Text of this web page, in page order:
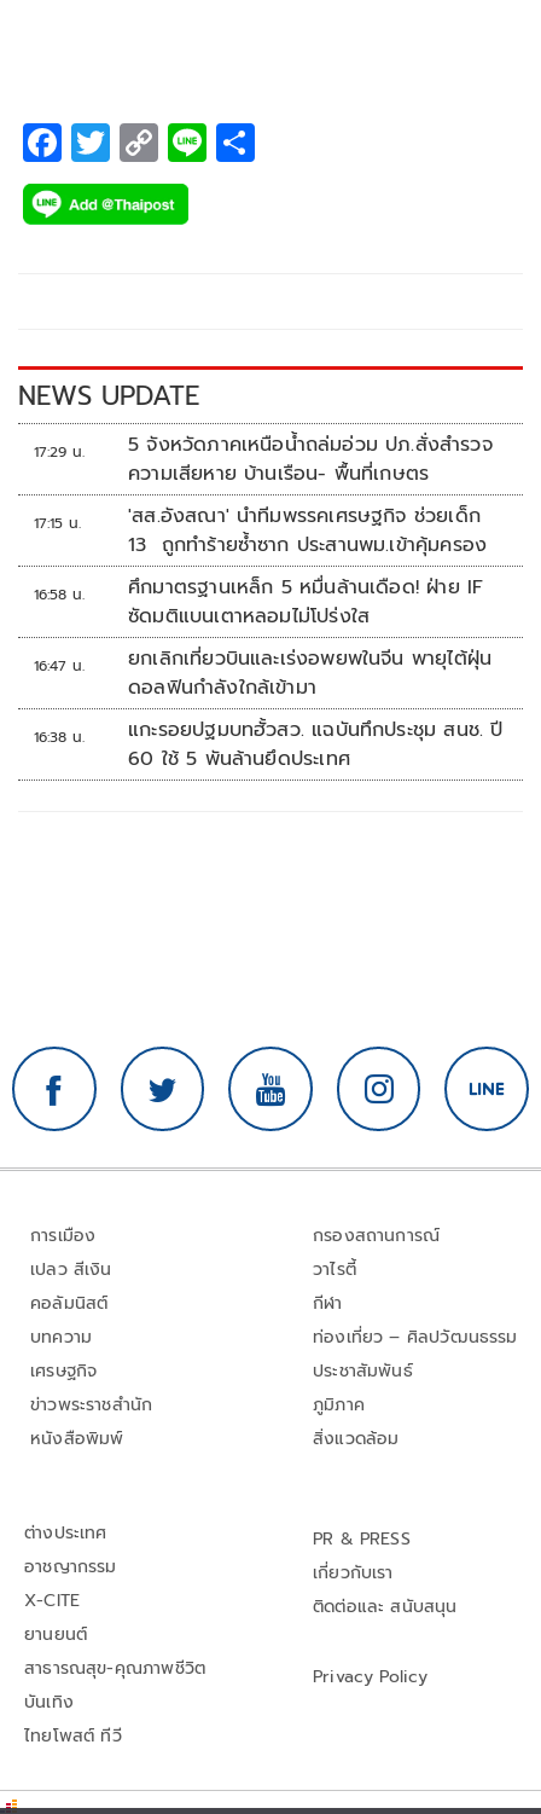
F
ac
e
k
T
wi
tt
C
o
p
k
Li
NEWS UPDATE
17:29 น.
5 จังหวัดภาคเหนือน้ำถล่มอ่วม ปภ.สั่งสำรวจ
ความเสียหาย บ้านเรือน- พื้นที่เกษตร
17:15 น.
'สส.อังสณา' นำทีมพรรคเศรษฐกิจ ช่วยเด็ก
13 ถูกทำร้ายซ้ำซาก ประสานพม.เข้าคุ้มครอง
16:58 น.
ศึกมาตรฐานเหล็ก 5 หมื่นล้านเดือด! ฝ่าย IF
ซัดมติแบนเตาหลอมไม่โปร่งใส
16:47 น.
ยกเลิกเที่ยวบินและเร่งอพยพในจีน พายุไต้ฝุ่น
ดอลฟินกำลังใกล้เข้ามา
16:38 น.
แกะรอยปฐมบทฮั้วสว. แฉบันทึกประชุม สนช. ปี
60 ใช้ 5 พันล้านยึดประเทศ
การเมือง
เปลว สีเงิน
คอลัมนิสต์
บทความ
เศรษฐกิจ
ข่าวพระราชสำนัก
หนังสือพิมพ์
กรองสถานการณ์
วาไรตี้
กีฬา
ท่องเที่ยว – ศิลปวัฒนธรรม
ประชาสัมพันธ์
ภูมิภาค
สิ่งแวดล้อม
ต่างประเทศ
อาชญากรรม
X-CITE
ยานยนต์
สาธารณสุข-คุณภาพชีวิต
บันเทิง
ไทยโพสต์ ทีวี
PR & PRESS
เกี่ยวกับเรา
ติดต่อและ สนับสนุน
Privacy Policy